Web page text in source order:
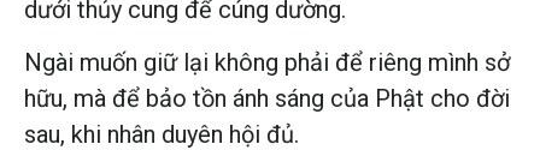
dưới thủy cung để cúng dường.
Ngài muốn giữ lại không phải để riêng mình sở
hữu, mà để bảo tồn ánh sáng của Phật cho đời
sau, khi nhân duyên hội đủ.